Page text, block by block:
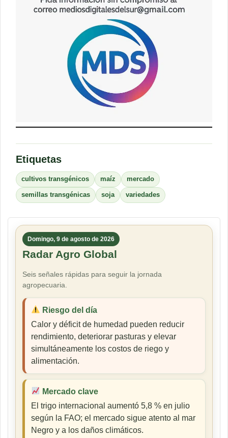
Etiquetas
cultivos transgénicos maíz mercado
semillas transgénicas soja variedades
Domingo, 9 de agosto de 2026
Radar Agro Global
Seis señales rápidas para seguir la jornada
agropecuaria.
Riesgo del día
Calor y déficit de humedad pueden reducir
rendimiento, deteriorar pasturas y elevar
simultáneamente los costos de riego y
alimentación.
Mercado clave
El trigo internacional aumentó 5,8 % en julio
según la FAO; el mercado sigue atento al mar
Negro y a los daños climáticos.